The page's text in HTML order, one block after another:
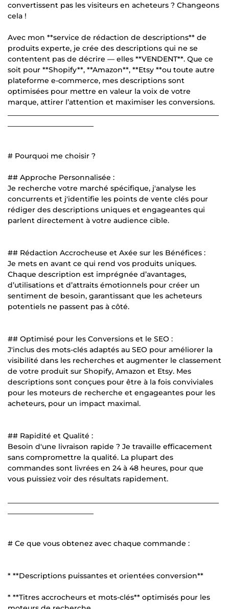
convertissent pas les visiteurs en acheteurs ? Changeons
cela !
Avec mon **service de rédaction de descriptions** de
produits experte, je crée des descriptions qui ne se
contentent pas de décrire — elles **VENDENT**. Que ce
soit pour **Shopify**, **Amazon**, **Etsy **ou toute autre
plateforme e-commerce, mes descriptions sont
optimisées pour mettre en valeur la voix de votre
marque, attirer l’attention et maximiser les conversions.
# Pourquoi me choisir ?
## Approche Personnalisée :
Je recherche votre marché spécifique, j'analyse les
concurrents et j'identifie les points de vente clés pour
rédiger des descriptions uniques et engageantes qui
parlent directement à votre audience cible.
## Rédaction Accrocheuse et Axée sur les Bénéfices :
Je mets en avant ce qui rend vos produits uniques.
Chaque description est imprégnée d’avantages,
d’utilisations et d’attraits émotionnels pour créer un
sentiment de besoin, garantissant que les acheteurs
potentiels ne passent pas à côté.
## Optimisé pour les Conversions et le SEO :
J'inclus des mots-clés adaptés au SEO pour améliorer la
visibilité dans les recherches et augmenter le classement
de votre produit sur Shopify, Amazon et Etsy. Mes
descriptions sont conçues pour être à la fois conviviales
pour les moteurs de recherche et engageantes pour les
acheteurs, pour un impact maximal.
## Rapidité et Qualité :
Besoin d'une livraison rapide ? Je travaille efficacement
sans compromettre la qualité. La plupart des
commandes sont livrées en 24 à 48 heures, pour que
vous puissiez voir des résultats rapidement.
# Ce que vous obtenez avec chaque commande :
* **Descriptions puissantes et orientées conversion**
* **Titres accrocheurs et mots-clés** optimisés pour les